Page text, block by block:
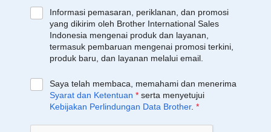
Informasi pemasaran, periklanan, dan promosi
yang dikirim oleh Brother International Sales
Indonesia mengenai produk dan layanan,
termasuk pembaruan mengenai promosi terkini,
produk baru, dan layanan melalui email.
Saya telah membaca, memahami dan menerima
Syarat dan Ketentuan * serta menyetujui
Kebijakan Perlindungan Data Brother. *